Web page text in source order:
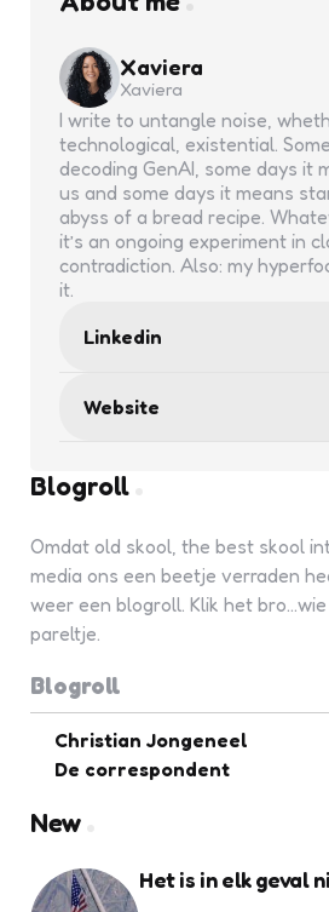
Xaviera
Xaviera
I write to untangle noise,
technological, existential.
decoding GenAI, some days it
us and some days it means
abyss of a bread recipe.
it’s an ongoing experiment in
contradiction. Also: my
it.
Linkedin
Website
Blogroll
Omdat old skool, the best skool
media ons een beetje verraden
weer een blogroll. Klik het
pareltje.
Blogroll
Christian Jongeneel
De correspondent
New
Het is in elk geval